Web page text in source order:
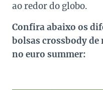
ao redor do globo.
Confira abaixo os
bolsas crossbody de
no euro summer: